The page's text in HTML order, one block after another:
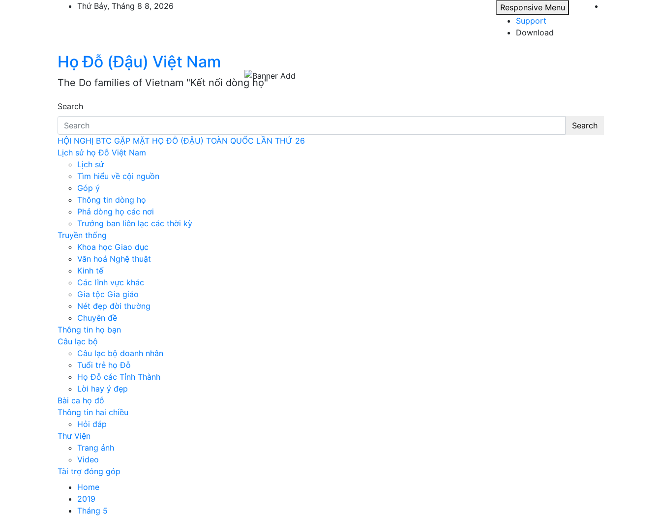
Thứ Bảy, Tháng 8 8, 2026
Responsive Menu
Support
Download
Họ Đỗ (Đậu) Việt Nam
The Do families of Vietnam "Kết nối dòng họ"
Search
Search
HỘI NGHỊ BTC GẶP MẶT HỌ ĐỖ (ĐẬU) TOÀN QUỐC LẦN THỨ 26
Lịch sử họ Đỗ Việt Nam
Lịch sử
Tìm hiểu về cội nguồn
Góp ý
Thông tin dòng họ
Phả dòng họ các nơi
Trưởng ban liên lạc các thời kỳ
Truyền thống
Khoa học Giao dục
Văn hoá Nghệ thuật
Kinh tế
Các lĩnh vực khác
Gia tộc Gia giáo
Nét đẹp đời thường
Chuyên đề
Thông tin họ bạn
Câu lạc bộ
Câu lạc bộ doanh nhân
Tuổi trẻ họ Đỗ
Họ Đỗ các Tỉnh Thành
Lời hay ý đẹp
Bài ca họ đỗ
Thông tin hai chiều
Hỏi đáp
Thư Viện
Trang ảnh
Video
Tài trợ đóng góp
Home
2019
Tháng 5